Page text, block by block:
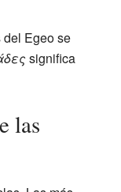
Egeo se
significa
las